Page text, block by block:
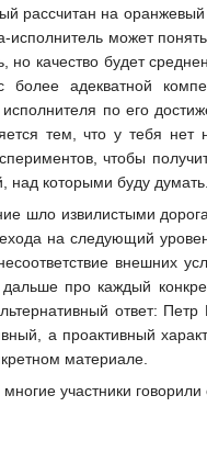
рассчитан на
исполнитель может
но качество будет
более адекватной
исполнителя по его
тем, что у тебя нет
чтобы
над которыми буду думать.
шло извилистыми
на следующий
внешних
про каждый
ответ:
а проактивный
материале.
участники